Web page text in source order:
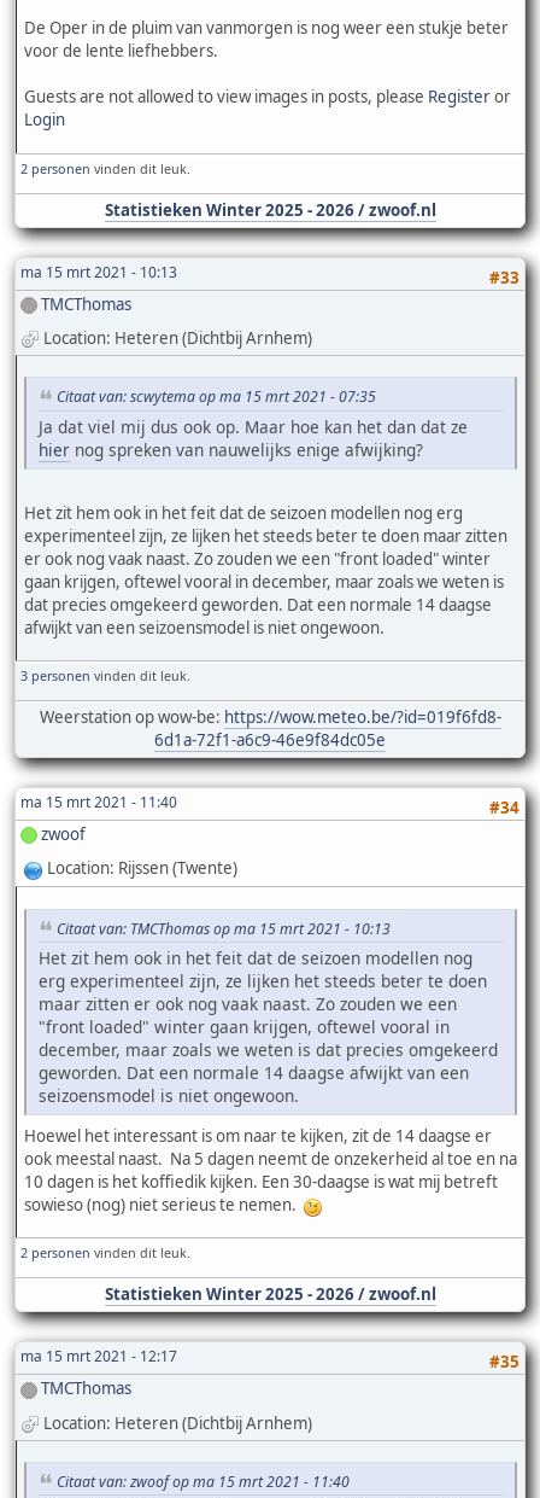
De Oper in de pluim van vanmorgen is nog weer een stukje beter
voor de lente liefhebbers.
Guests are not allowed to view images in posts, please Registeror
Login
2 personen vinden dit leuk.
Statistieken Winter 2025 - 2026 / zwoof.nl
ma 15 mrt 2021 - 10:13
#33
TMCThomas
Location: Heteren (Dichtbij Arnhem)
Citaat van: scwytema op ma 15 mrt 2021 - 07:35
Ja dat viel mij dus ook op. Maar hoe kan het dan dat ze
hier nog spreken van nauwelijks enige afwijking?
Het zit hem ook in het feit dat de seizoen modellen nog erg
experimenteel zijn, ze lijken het steeds beter te doen maar zitten
er ook nog vaak naast. Zo zouden we een "front loaded" winter
gaan krijgen, oftewel vooral in december, maar zoals we weten is
dat precies omgekeerd geworden. Dat een normale 14 daagse
afwijkt van een seizoensmodel is niet ongewoon.
3 personen vinden dit leuk.
Weerstation op wow-be: https://wow.meteo.be/?id=019f6fd8-
6d1a-72f1-a6c9-46e9f84dc05e
ma 15 mrt 2021 - 11:40
#34
zwoof
Location: Rijssen (Twente)
Citaat van: TMCThomas op ma 15 mrt 2021 - 10:13
Het zit hem ook in het feit dat de seizoen modellen nog
erg experimenteel zijn, ze lijken het steeds beter te doen
maar zitten er ook nog vaak naast. Zo zouden we een
"front loaded" winter gaan krijgen, oftewel vooral in
december, maar zoals we weten is dat precies omgekeerd
geworden. Dat een normale 14 daagse afwijkt van een
seizoensmodel is niet ongewoon.
Hoewel het interessant is om naar te kijken, zit de 14 daagse er
ook meestal naast. Na 5 dagen neemt de onzekerheid al toe en na
10 dagen is het koffiedik kijken. Een 30-daagse is wat mij betreft
sowieso (nog) niet serieus te nemen.
2 personen vinden dit leuk.
Statistieken Winter 2025 - 2026 / zwoof.nl
ma 15 mrt 2021 - 12:17
#35
TMCThomas
Location: Heteren (Dichtbij Arnhem)
Citaat van: zwoof op ma 15 mrt 2021 - 11:40